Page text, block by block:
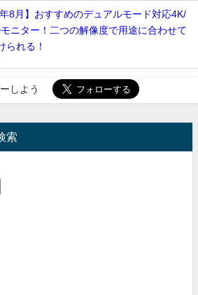
年8月】おすすめのデュアルモード対応4K/
ニター！二つの解像度で用途に合わせて
られる！
しよう
索